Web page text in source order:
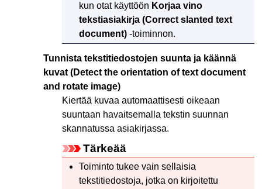
kun otat käyttöön Korjaa vino
tekstiasiakirja (Correct slanted text
document) -toiminnon.
Tunnista tekstitiedostojen suunta ja käännä
kuvat (Detect the orientation of text document
and rotate image)
Kiertää kuvaa automaattisesti oikeaan
suuntaan havaitsemalla tekstin suunnan
skannatussa asiakirjassa.
Tärkeää
Toiminto tukee vain sellaisia
tekstitiedostoja, jotka on kirjoitettu